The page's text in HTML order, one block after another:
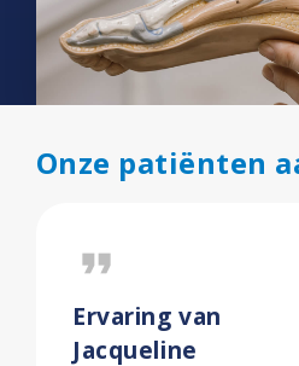
Onze patiënten
format_quote
Ervaring van
Jacqueline